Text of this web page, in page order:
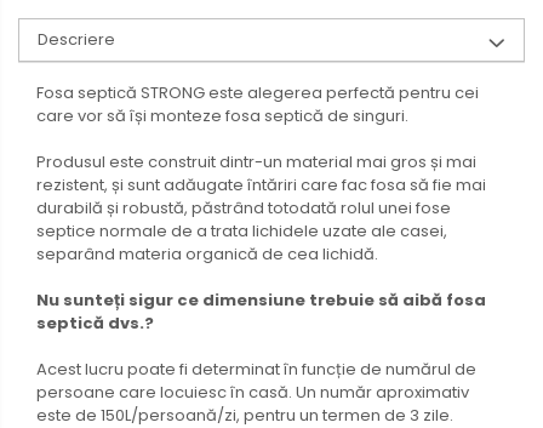
Descriere
Fosa septică STRONG este alegerea perfectă pentru cei
care vor să își monteze fosa septică de singuri.
Produsul este construit dintr-un material mai gros și mai
rezistent, și sunt adăugate întăriri care fac fosa să fie mai
durabilă și robustă, păstrând totodată rolul unei fose
septice normale de a trata lichidele uzate ale casei,
separând materia organică de cea lichidă.
Nu sunteți sigur ce dimensiune trebuie să aibă fosa
septică dvs.?
Acest lucru poate fi determinat în funcție de numărul de
persoane care locuiesc în casă. Un număr aproximativ
este de 150L/persoană/zi, pentru un termen de 3 zile.